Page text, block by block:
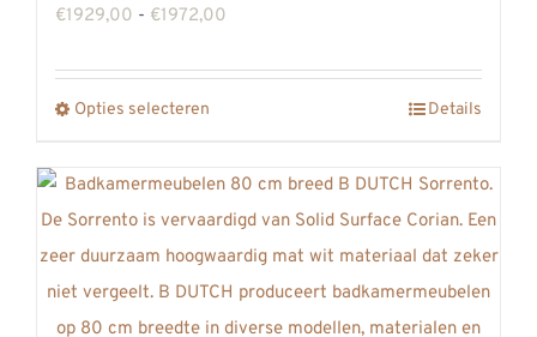
€1929,00 - €1972,00
tot
Opties selecteren
heeft
meerdere
variaties.
Deze
optie
Details